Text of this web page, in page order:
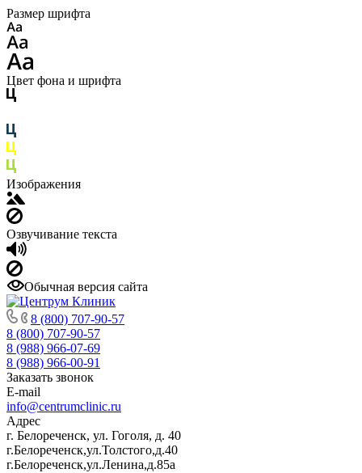
Размер шрифта
Цвет фона и шрифта
Изображения
Озвучивание текста
Обычная версия сайта
8 (800) 707-90-57
8 (800) 707-90-57
8 (988) 966-07-69
8 (988) 966-00-91
Заказать звонок
E-mail
info@centrumclinic.ru
Адрес
г. Белореченск, ул. Гоголя, д. 40
г.Белореченск,ул.Толстого,д.40
г.Белореченск,ул.Ленина,д.85а